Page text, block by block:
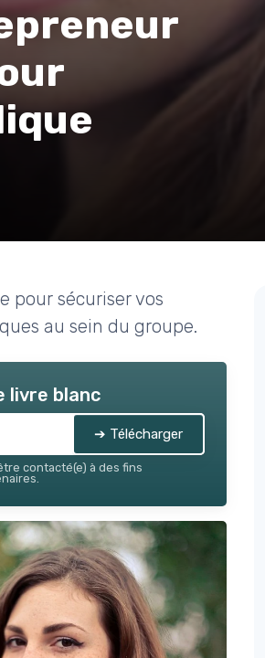
sécuriser vos
au sein du groupe.
livre blanc
➔ Télécharger
contacté(e) à des fins